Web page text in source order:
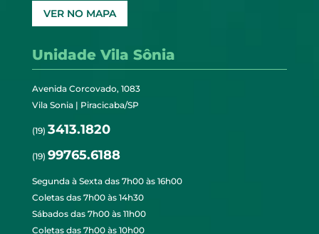
VER NO MAPA
Unidade Vila Sônia
Avenida Corcovado, 1083
Vila Sonia | Piracicaba/SP
(19) 3413.1820
(19) 99765.6188
Segunda à Sexta das 7h00 às 16h00
Coletas das 7h00 às 14h30
Sábados das 7h00 às 11h00
Coletas das 7h00 às 10h00